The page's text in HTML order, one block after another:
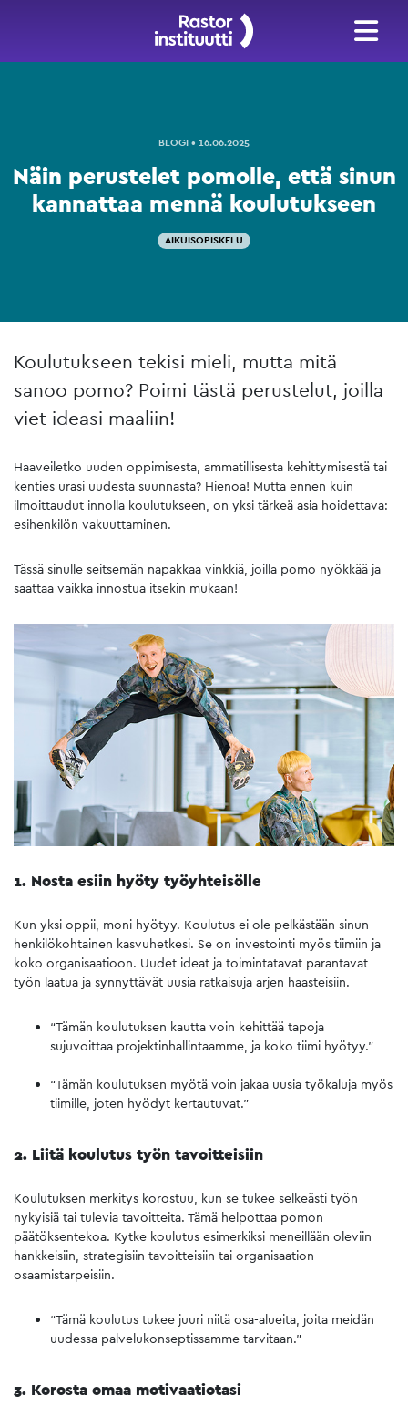
BLOGI • 16.06.2025
Näin perustelet pomolle, että sinun
kannattaa mennä koulutukseen
AIKUISOPISKELU
Koulutukseen tekisi mieli, mutta mitä
sanoo pomo? Poimi tästä perustelut, joilla
viet ideasi maaliin!
Haaveiletko uuden oppimisesta, ammatillisesta kehittymisestä tai
kenties urasi uudesta suunnasta? Hienoa! Mutta ennen kuin
ilmoittaudut innolla koulutukseen, on yksi tärkeä asia hoidettava:
esihenkilön vakuuttaminen.
Tässä sinulle seitsemän napakkaa vinkkiä, joilla pomo nyökkää ja
saattaa vaikka innostua itsekin mukaan!
1. Nosta esiin hyöty työyhteisölle
Kun yksi oppii, moni hyötyy. Koulutus ei ole pelkästään sinun
henkilökohtainen kasvuhetkesi. Se on investointi myös tiimiin ja
koko organisaatioon. Uudet ideat ja toimintatavat parantavat
työn laatua ja synnyttävät uusia ratkaisuja arjen haasteisiin.
“Tämän koulutuksen kautta voin kehittää tapoja
sujuvoittaa projektinhallintaamme, ja koko tiimi hyötyy.”
“Tämän koulutuksen myötä voin jakaa uusia työkaluja myös
tiimille, joten hyödyt kertautuvat.”
2. Liitä koulutus työn tavoitteisiin
Koulutuksen merkitys korostuu, kun se tukee selkeästi työn
nykyisiä tai tulevia tavoitteita. Tämä helpottaa pomon
päätöksentekoa. Kytke koulutus esimerkiksi meneillään oleviin
hankkeisiin, strategisiin tavoitteisiin tai organisaation
osaamistarpeisiin.
“Tämä koulutus tukee juuri niitä osa-alueita, joita meidän
uudessa palvelukonseptissamme tarvitaan.”
3. Korosta omaa motivaatiotasi